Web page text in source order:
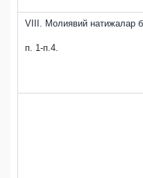
VIII. Молиявий натижалар
п. 1-п.4.